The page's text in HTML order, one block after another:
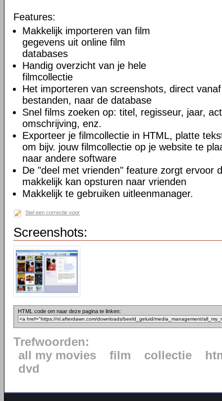
Features:
Makkelijk importeren van film
gegevens uit online film
databases
Handig overzicht van je hele
filmcollectie
Het importeren van screenshots, direct
bestanden, naar de database
Snel films zoeken op: titel, regisseur, jaar,
omschrijving, enz.
Exporteer je filmcollectie in HTML, platte
om bijv. jouw filmcollectie op je website te
naar andere software
De "deel met vrienden" feature zorgt ervoor
makkelijk kan opsturen naar vrienden
Makkelijk te gebruiken uitleenmanager.
Stel een correctie voor
Screenshots:
HTML code om naar deze pagina te linken:
Trefwoorden:
all my movies
film collectie
dvd